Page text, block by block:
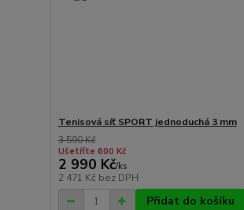
Tenisová síť SPORT jednoduchá 3 mm
3 590 Kč
Ušetříte 600 Kč
2 990 Kč/ks
2 471 Kč bez DPH
Přidat do košíku